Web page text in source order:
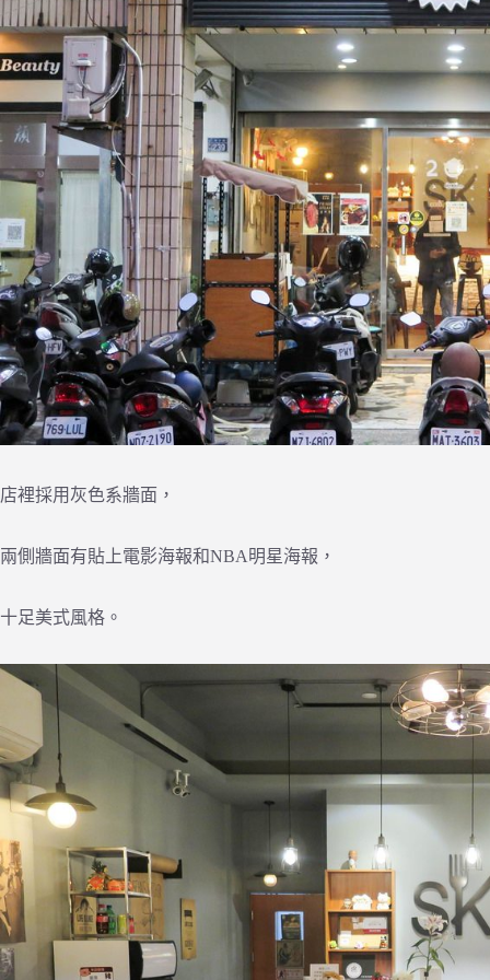
店裡採用灰色系牆面，
兩側牆面有貼上電影海報和NBA明星海報，
十足美式風格。